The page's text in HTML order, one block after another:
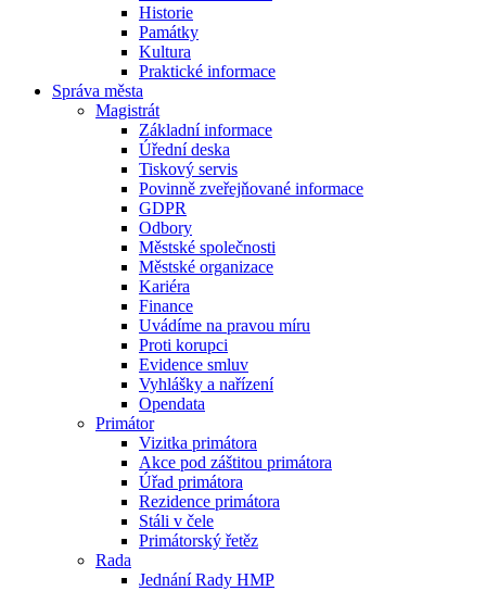
Historie
Památky
Kultura
Praktické informace
Správa města
Magistrát
Základní informace
Úřední deska
Tiskový servis
Povinně zveřejňované informace
GDPR
Odbory
Městské společnosti
Městské organizace
Kariéra
Finance
Uvádíme na pravou míru
Proti korupci
Evidence smluv
Vyhlášky a nařízení
Opendata
Primátor
Vizitka primátora
Akce pod záštitou primátora
Úřad primátora
Rezidence primátora
Stáli v čele
Primátorský řetěz
Rada
Jednání Rady HMP